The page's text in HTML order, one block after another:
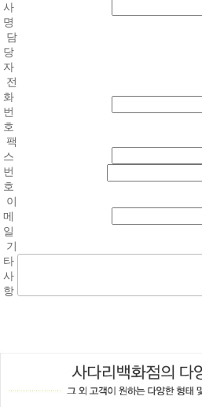
사
명
담
당
자
전
화
번
호
팩
스
번
호
이
메
일
기
타
사
항